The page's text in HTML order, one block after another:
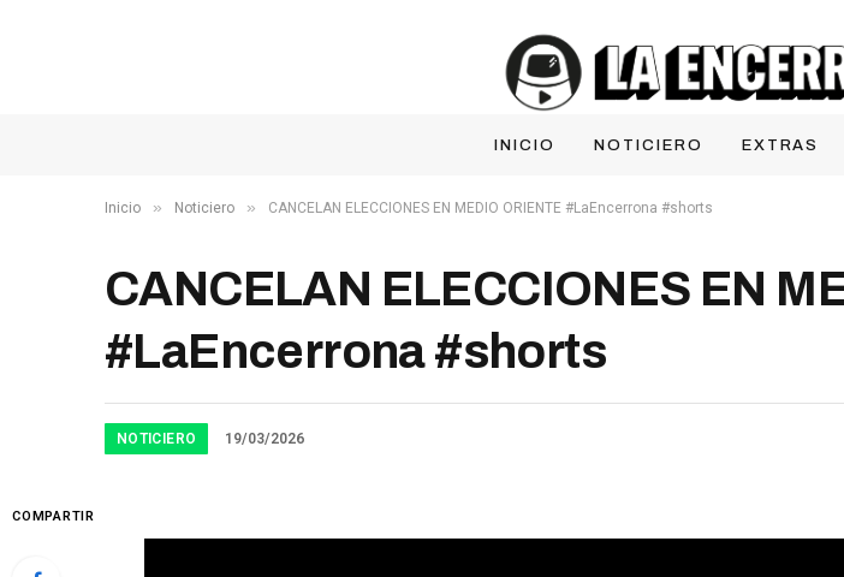
INICIO NOTICIERO EXTRAS
Inicio » Noticiero » CANCELAN ELECCIONES EN MEDIO ORIENTE #LaEncerrona #shorts
CANCELAN ELECCIONES EN
#LaEncerrona #shorts
NOTICIERO 19/03/2026
COMPARTIR